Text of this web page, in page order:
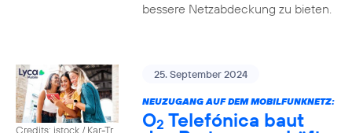
bessere Netzabdeckung zu bieten.
Credits: istock / Kar-Tr
25. September 2024
NEUZUGANG AUF DEM MOBILFUNKNETZ:
O2 Telefónica baut